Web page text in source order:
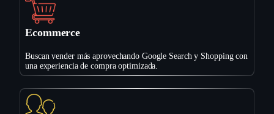
Ecommerce
Buscan vender más aprovechando Google Search y Shopping con
una experiencia de compra optimizada.